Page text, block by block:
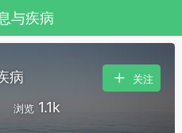
与疾病
病
浏览 1.1k
关注